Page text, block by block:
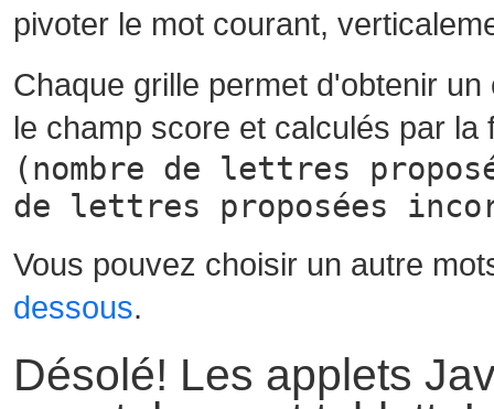
pivoter le mot courant,
Chaque grille permet d'obtenir
le champ score et calculés par la
(nombre de lettres
de lettres proposées
Vous pouvez choisir un autre
dessous.
Désolé! Les applets